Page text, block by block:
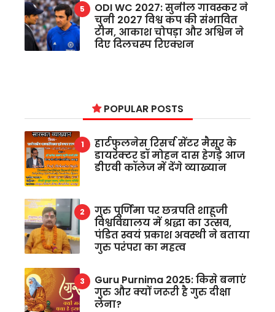
ODI WC 2027: सुनील गावस्कर ने
चुनी 2027 विश्व कप की संभावित
टीम, आकाश चोपड़ा और अश्विन ने
दिए दिलचस्प रिएक्शन
POPULAR POSTS
हार्टफुलनेस रिसर्च सेंटर मैसूर के
डायरेक्टर डॉ मोहन दास हेगड़े आज
डीएवी कॉलेज में देंगे व्याख्यान
गुरु पूर्णिमा पर छत्रपति शाहूजी
विश्वविद्यालय में श्रद्धा का उत्सव,
पंडित स्वयं प्रकाश अवस्थी ने बताया
गुरु परंपरा का महत्व
Guru Purnima 2025: किसे बनाएं
गुरु और क्यों जरूरी है गुरु दीक्षा
लेना?